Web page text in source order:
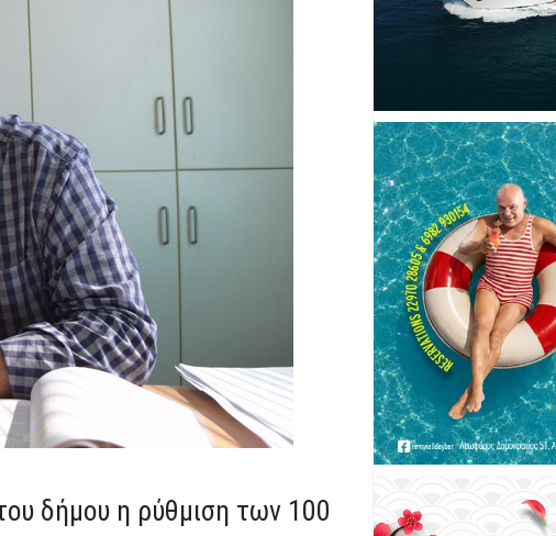
δήμου η ρύθμιση των 100